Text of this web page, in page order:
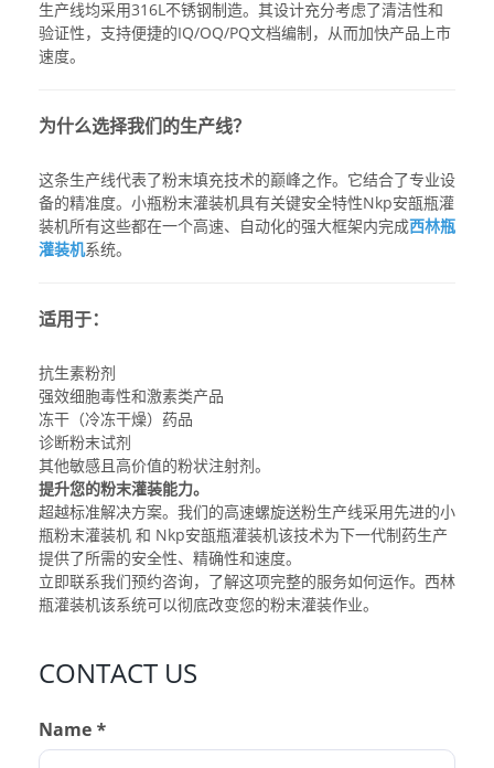
生产线均采用316L不锈钢制造。其设计充分考虑了清洁性和
验证性，支持便捷的IQ/OQ/PQ文档编制，从而加快产品上市
速度。
为什么选择我们的生产线？
这条生产线代表了粉末填充技术的巅峰之作。它结合了专业设
备的精准度。 小瓶粉末灌装机具有关键安全特性Nkp安瓿瓶灌
装机所有这些都在一个高速、自动化的强大框架内完成西林瓶
灌装机系统。
适用于：
抗生素粉剂
强效细胞毒性和激素类产品
冻干（冷冻干燥）药品
诊断粉末试剂
其他敏感且高价值的粉状注射剂。
提升您的粉末灌装能力。
超越标准解决方案。我们的高速螺旋送粉生产线采用先进的小
瓶粉末灌装机 和 Nkp安瓿瓶灌装机该技术为下一代制药生产
提供了所需的安全性、精确性和速度。
立即联系我们预约咨询，了解这项完整的服务如何运作。 西林
瓶灌装机该系统可以彻底改变您的粉末灌装作业。
CONTACT US
Name *